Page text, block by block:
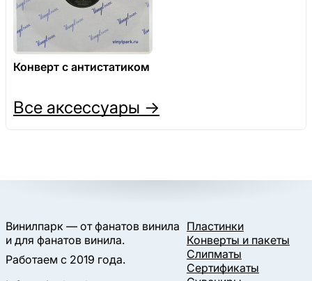
Конверт с антистатиком
Все аксессуары →
Винилпарк — от фанатов винила
и для фанатов винила.
Работаем с 2019 года.
Пластинки
Конверты и пакеты
Слипматы
Сертификаты